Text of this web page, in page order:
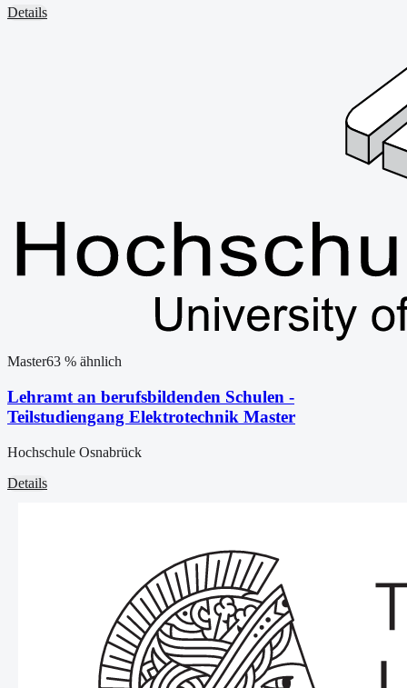
Details
Master63 % ähnlich
Lehramt an berufsbildenden Schulen -
Teilstudiengang Elektrotechnik Master
Hochschule Osnabrück
Details